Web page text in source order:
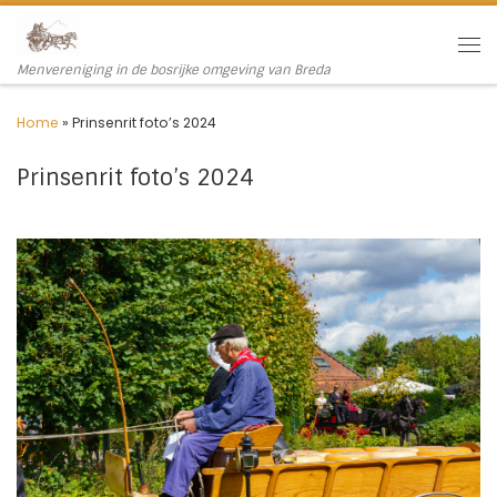
Ga naar inhoud
Menvereniging in de bosrijke omgeving van Breda
Home » Prinsenrit foto’s 2024
Prinsenrit foto’s 2024